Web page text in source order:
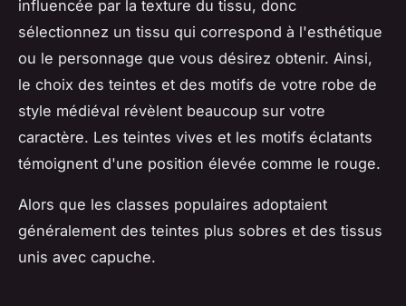
influencée par la texture du tissu, donc
sélectionnez un tissu qui correspond à l'esthétique
ou le personnage que vous désirez obtenir. Ainsi,
le choix des teintes et des motifs de votre robe de
style médiéval révèlent beaucoup sur votre
caractère. Les teintes vives et les motifs éclatants
témoignent d'une position élevée comme le rouge.
Alors que les classes populaires adoptaient
généralement des teintes plus sobres et des tissus
unis avec capuche.